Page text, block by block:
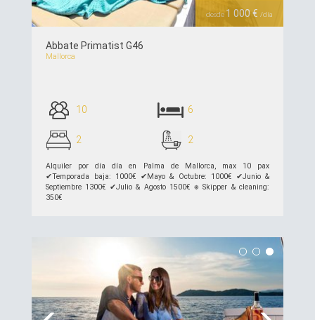
desde 1 000 € /día
Abbate Primatist G46
Mallorca
10 6
2 2
Alquiler por día día en Palma de Mallorca, max 10 pax
✔︎Temporada baja: 1000€ ✔︎Mayo & Octubre: 1000€ ✔︎Junio &
Septiembre 1300€ ✔︎Julio & Agosto 1500€ ⎈ Skipper & cleaning:
350€